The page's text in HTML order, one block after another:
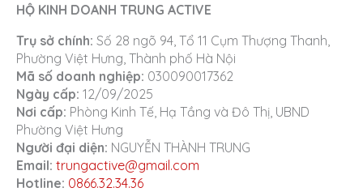
HỘ KINH DOANH TRUNG ACTIVE
Trụ sở chính: Số 28 ngõ 94, Tổ 11 Cụm Thượng Thanh,
Phường Việt Hưng, Thành phố Hà Nội
Mã số doanh nghiệp: 030090017362
Ngày cấp: 12/09/2025
Nơi cấp: Phòng Kinh Tế, Hạ Tầng và Đô Thị, UBND
Phường Việt Hưng
Người đại diện: NGUYỄN THÀNH TRUNG
Email: trungactive@gmail.com
Hotline: 0866.32.34.36